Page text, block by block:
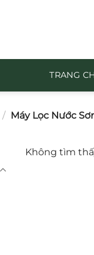
TRANG
/ Máy Lọc Nước
Không tìm